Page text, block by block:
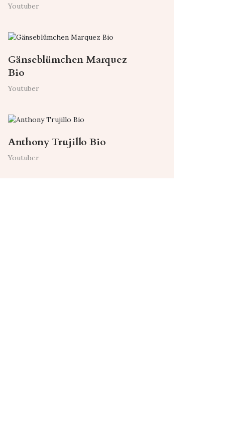
Youtuber
Gänseblümchen Marquez
Bio
Youtuber
Anthony Trujillo Bio
Youtuber